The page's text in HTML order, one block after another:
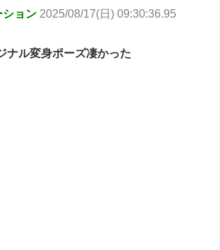
ション 2025/08/17(日) 09:30:36.95
ナル変身ポーズ凄かった